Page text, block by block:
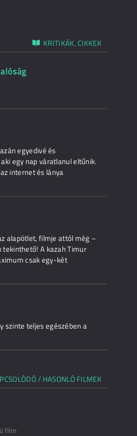
KRITIKÁK, CIKKEK
egyedivé és
egy nap váratlanul eltűnik.
internet és lánya
alapötlet, filmje attól még –
A kazah Timur
csak egy-két
szinte teljes egészében a
/ HASONLÓ FILMEK
film